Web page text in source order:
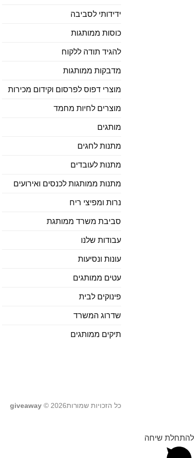
ידידותי לסביבה
כוסות ממותגות
להגיד תודה ללקוח
מדבקות ממותגות
מוצרי דפוס לפרסום וקידום מכירות
מוצרים לחיות מחמד
מותגים
מתנות לחגים
מתנות לעובדים
מתנות ממותגות לכנסים ואירועים
נרות ומפיצי ריח
סביבת משרד ממותגת
עבודות שלנו
עונות ונסיעות
עטים ממותגים
פינוקים לבית
שדרוג המשרד
תיקים ממותגים
כל הזכויות שמורות2026 © giveaway
להתחלת שיחה